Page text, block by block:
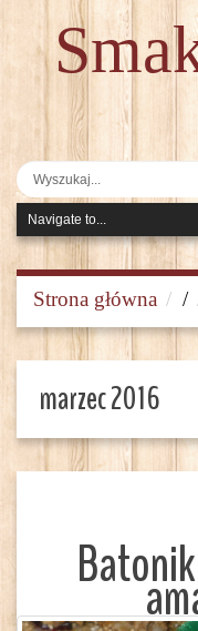
Strona główna /
marzec 2016